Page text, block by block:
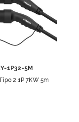
1P32-5M
2 1P 7KW 5m